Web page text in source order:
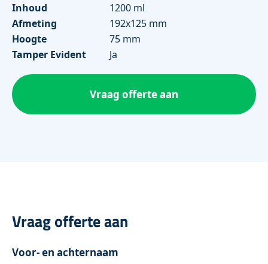
Inhoud
1200 ml
Afmeting
192x125 mm
Hoogte
75 mm
Tamper Evident
Ja
Vraag offerte aan
Vraag offerte aan
Voor- en achternaam